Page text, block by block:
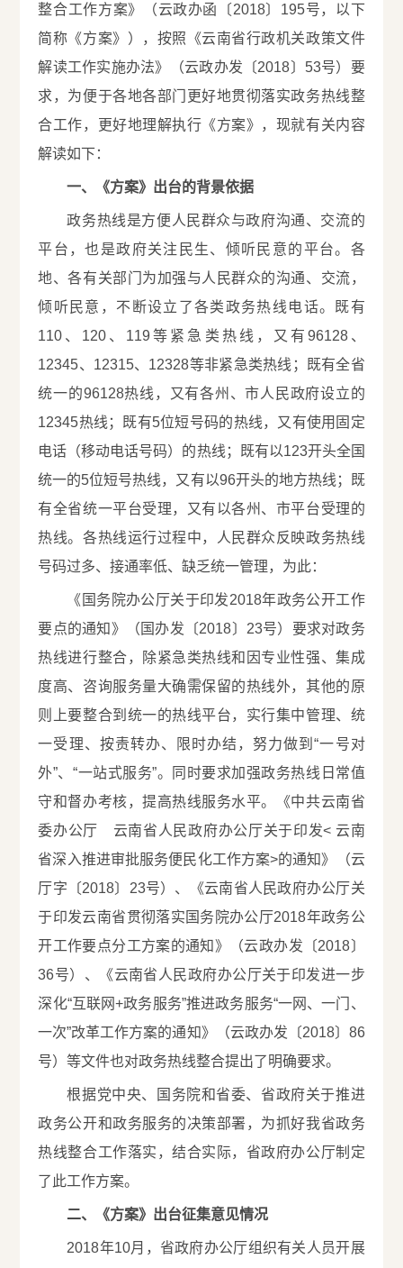
整合工作方案》（云政办函〔2018〕195号，以下
简称《方案》），按照《云南省行政机关政策文件
解读工作实施办法》（云政办发〔2018〕53号）要
求，为便于各地各部门更好地贯彻落实政务热线整
合工作，更好地理解执行《方案》，现就有关内容
解读如下：
一、《方案》出台的背景依据
政务热线是方便人民群众与政府沟通、交流的
平台，也是政府关注民生、倾听民意的平台。各
地、各有关部门为加强与人民群众的沟通、交流，
倾听民意，不断设立了各类政务热线电话。既有
110、120、119等紧急类热线，又有96128、
12345、12315、12328等非紧急类热线；既有全省
统一的96128热线，又有各州、市人民政府设立的
12345热线；既有5位短号码的热线，又有使用固定
电话（移动电话号码）的热线；既有以123开头全国
统一的5位短号热线，又有以96开头的地方热线；既
有全省统一平台受理，又有以各州、市平台受理的
热线。各热线运行过程中，人民群众反映政务热线
号码过多、接通率低、缺乏统一管理，为此：
《国务院办公厅关于印发2018年政务公开工作
要点的通知》（国办发〔2018〕23号）要求对政务
热线进行整合，除紧急类热线和因专业性强、集成
度高、咨询服务量大确需保留的热线外，其他的原
则上要整合到统一的热线平台，实行集中管理、统
一受理、按责转办、限时办结，努力做到“一号对
外”、“一站式服务”。同时要求加强政务热线日常值
守和督办考核，提高热线服务水平。《中共云南省
委办公厅 云南省人民政府办公厅关于印发< 云南
省深入推进审批服务便民化工作方案>的通知》（云
厅字〔2018〕23号）、《云南省人民政府办公厅关
于印发云南省贯彻落实国务院办公厅2018年政务公
开工作要点分工方案的通知》（云政办发〔2018〕
36号）、《云南省人民政府办公厅关于印发进一步
深化“互联网+政务服务”推进政务服务“一网、一门、
一次”改革工作方案的通知》（云政办发〔2018〕86
号）等文件也对政务热线整合提出了明确要求。
根据党中央、国务院和省委、省政府关于推进
政务公开和政务服务的决策部署，为抓好我省政务
热线整合工作落实，结合实际，省政府办公厅制定
了此工作方案。
二、《方案》出台征集意见情况
2018年10月，省政府办公厅组织有关人员开展